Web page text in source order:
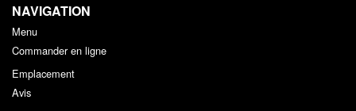
NAVIGATION
Menu
Commander en ligne
Emplacement
Avis